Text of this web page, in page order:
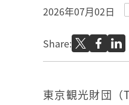
2026年07月02日
Share:
東京観光財団（